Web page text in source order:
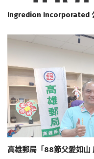
Ingredion Incorporated
高雄郵局「88節父愛如山